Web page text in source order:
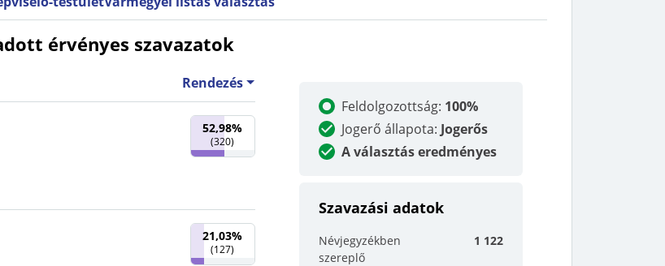
érvényes szavazatok
Rendezés
52,98%
(320)
21,03%
(127)
Feldolgozottság: 100%
Jogerő állapota: Jogerős
A választás eredményes
Szavazási adatok
Névjegyzékben
szereplő
1 122